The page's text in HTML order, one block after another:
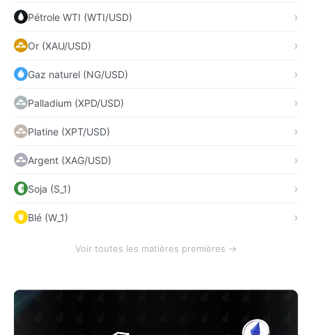
Pétrole WTI (WTI/USD)
Or (XAU/USD)
Gaz naturel (NG/USD)
Palladium (XPD/USD)
Platine (XPT/USD)
Argent (XAG/USD)
Soja (S_1)
Blé (W_1)
Voir toutes les matières premières →